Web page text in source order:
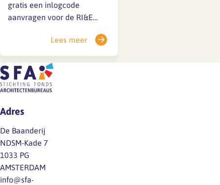
gratis een inlogcode
aanvragen voor de RI&E
voor verwante bureaus die
vrijwillig de cao inclusief
pensioen volgen. Met de
RI&E Architecten worden
alle mogelijke arbeidsrisico’s
kunnen voordoen bij
reguliere
architectenwerkzaamheden.
Lees meer hierover op de
pagina Inlogaccount binnen
het websitedeel…
Lees meer
Adres
De Baanderij
NDSM-Kade 7
1033 PG
AMSTERDAM
info@sfa-